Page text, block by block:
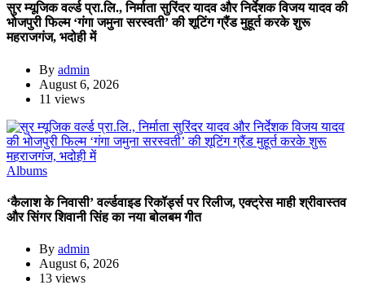
सुर म्यूजिक वर्ल्ड प्रा.लि., निर्माता सुरिंदर यादव और निर्देशक विजय यादव की
भोजपुरी फिल्म ‘गंगा जमुना सरस्वती’ की शूटिंग ग्रैंड मुहूर्त करके शुरू
महराजगंज, भदोही में
By admin
August 6, 2026
11 views
Albums
‘कैलाश के निवासी’ वर्ल्डवाइड रिकॉर्ड्स पर रिलीज, एक्ट्रेस माही श्रीवास्तव
और सिंगर शिवानी सिंह का नया बोलबम गीत
By admin
August 6, 2026
13 views